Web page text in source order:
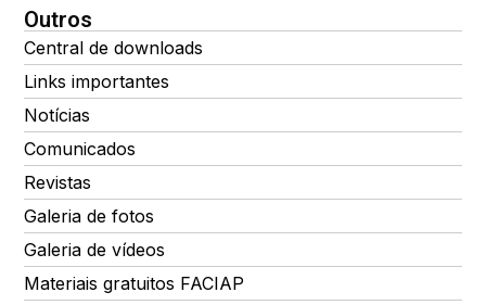
Outros
Central de downloads
Links importantes
Notícias
Comunicados
Revistas
Galeria de fotos
Galeria de vídeos
Materiais gratuitos FACIAP